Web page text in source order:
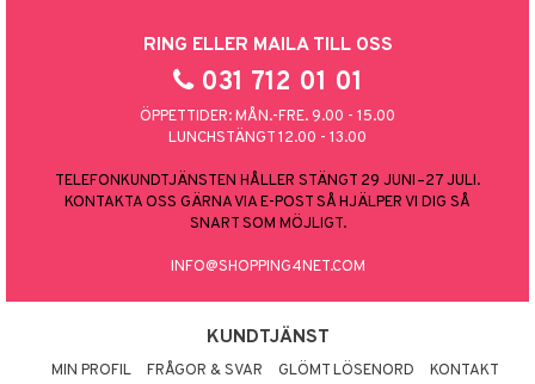
RING ELLER MAILA TILL OSS
031 712 01 01
ÖPPETTIDER: MÅN.-FRE. 9.00 - 15.00
LUNCHSTÄNGT 12.00 - 13.00
TELEFONKUNDTJÄNSTEN HÅLLER STÄNGT 29 JUNI–27 JULI.
KONTAKTA OSS GÄRNA VIA E-POST SÅ HJÄLPER VI DIG SÅ
SNART SOM MÖJLIGT.
INFO@SHOPPING4NET.COM
KUNDTJÄNST
MIN PROFIL FRÅGOR & SVAR GLÖMT LÖSENORD
KONTAKT